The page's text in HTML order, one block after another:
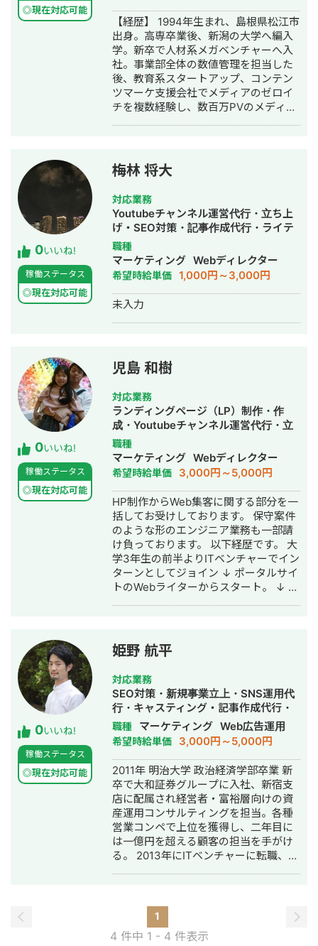
◎現在対応可能
【経歴】 1994年生まれ、島根県松江市
出身。高専卒業後、新潟の大学へ編入
学。新卒で人材系メガベンチャーへ入
社。事業部全体の数値管理を担当した
後、教育系スタートアップ、コンテン
ツマーケ支援会社でメディアのゼロイ
チを複数経験し、数百万PVのメディア
ネルを横断した利益（LTV-ROAS）改
善を経験。 Web解析を軸に、集客→売
上→利益改善まで伴走します。
0いいね!
稼働ステータス
◎現在対応可能
梅林 将大
対応業務
Youtubeチャンネル運営代行・立ち上
げ・SEO対策・記事作成代行・ライテ
ィング・事務代行・動画制作・動画編
集
職種
マーケティング Webディレクター
希望時給単価 1,000円～3,000円
未入力
0いいね!
稼働ステータス
◎現在対応可能
児島 和樹
対応業務
ランディングページ（LP）制作・作
成・Youtubeチャンネル運営代行・立
ち上げ・ECサイト構築・ネットショッ
プ作成代行・SEO対策・新規事業立
上・SNS運用代行・記事作成代行・ラ
イティング・事務代行・ホームページ
制作・作成・リスティング広告運用代
行・動画制作・動画編集
職種
マーケティング Webディレクター
希望時給単価 3,000円～5,000円
HP制作からWeb集客に関する部分を一
括してお受けしております。 保守案件
のような形のエンジニア業務も一部請
け負っております。 以下経歴です。 大
学3年生の前半よりITベンチャーでイン
ターンとしてジョイン ↓ ポータルサイ
トのWebライターからスタート。 ↓ ポ
れる） 2か月で黒字化。 ↓ 幹部陣に参
画（経営面を学ぶ） 1年で売り上げと
利益を2倍に拡大。 ↓ Webディレクタ
ーとして独立。 最近開設したHP
→https://フリーランスのリスティング
広告.jp/ 最近開設したYouTube
→https://www.youtube.com/channel/
view_as=subscriber
0いいね!
稼働ステータス
◎現在対応可能
姫野 航平
対応業務
SEO対策・新規事業立上・SNS運用代
行・キャスティング・記事作成代行・
ライティング・事務代行・リスティン
グ広告運用代行・オウンドメディア制
作・構築・運用代行・営業代行
職種 マーケティング Web広告運用
希望時給単価 3,000円～5,000円
2011年 明治大学 政治経済学部卒業 新
卒で大和証券グループに入社、新宿支
店に配属され経営者・富裕層向けの資
産運用コンサルティングを担当。各種
営業コンペで上位を獲得し、二年目に
は一億円を超える顧客の担当を手がけ
る。 2013年にITベンチャーに転職、社
ベンチャーまでゼロから開拓。クライ
アントのCPAを従来の半分以下に抑え
る施策を編み出し、立ち上げ数ヶ月で
1
4 件中 1 - 4 件表示